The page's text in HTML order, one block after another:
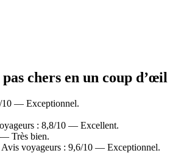
chers en un coup d’œil
10 — Exceptionnel.
: 8,8/10 — Excellent.
Très bien.
voyageurs : 9,6/10 — Exceptionnel.